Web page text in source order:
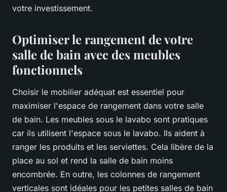
votre investissement.
Optimiser le rangement de votre
salle de bain avec des meubles
fonctionnels
Choisir le mobilier adéquat est essentiel pour
maximiser l'espace de rangement dans votre salle
de bain. Les meubles sous le lavabo sont pratiques
car ils utilisent l'espace sous le lavabo. Ils aident à
ranger les produits et les serviettes. Cela libère de la
place au sol et rend la salle de bain moins
encombrée. En outre, les colonnes de rangement
verticales sont idéales pour les petites salles de bain